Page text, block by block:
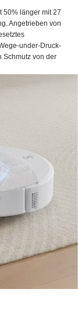
50% länger mit 27
Angetrieben von
under-Druck-
Schmutz von der